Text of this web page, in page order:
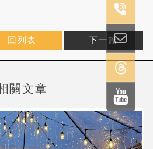
回列表 下一篇